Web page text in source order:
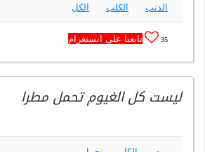
الذنب الكلب الكل
35 تابعنا على انستغرام
ليست كل الغيوم تحمل مطرا